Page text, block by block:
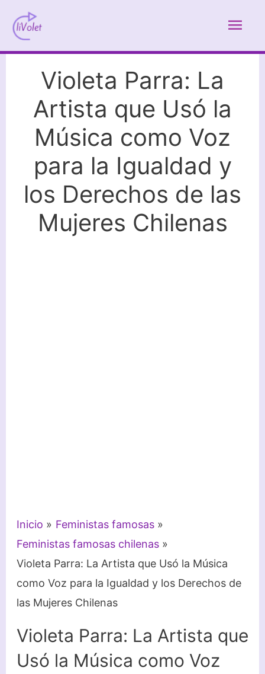
contenido
Violeta Parra: La
Artista que Usó la
Música como Voz
para la Igualdad y
los Derechos de las
Mujeres Chilenas
Inicio
Feministas famosas
Feministas famosas chilenas
Violeta Parra: La Artista que Usó la Música
como Voz para la Igualdad y los Derechos de
las Mujeres Chilenas
Violeta Parra: La Artista que
Usó la Música como Voz